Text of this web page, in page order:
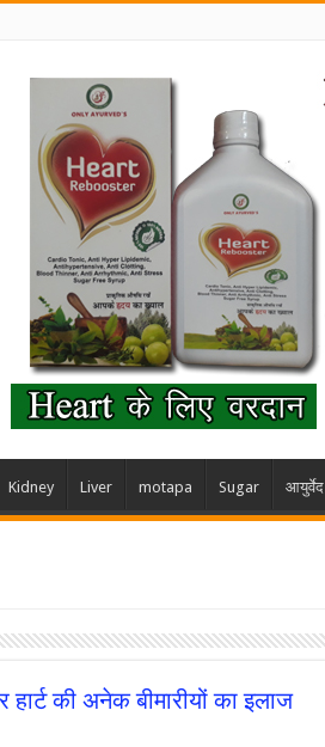
Kidney Liver motapa Sugar आयुर्वेद
की अनेक बीमारीयों का इलाज